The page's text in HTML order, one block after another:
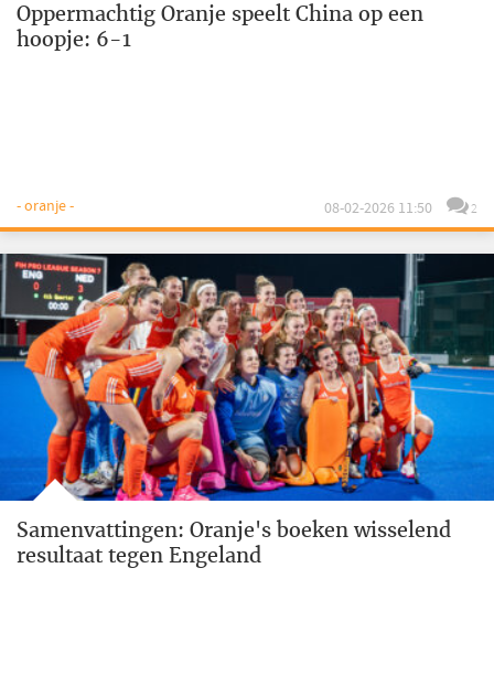
Oppermachtig Oranje speelt China op een
hoopje: 6-1
- oranje - 08-02-2026 11:50 2
Samenvattingen: Oranje's boeken wisselend
resultaat tegen Engeland